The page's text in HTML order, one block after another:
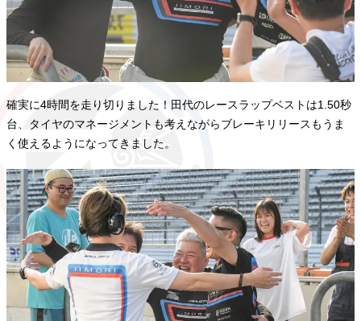
確実に4時間を走り切りました！田代のレースラップベストは1.50秒
台、タイヤのマネージメントも考えながらブレーキリリースもうま
く使えるようになってきました。